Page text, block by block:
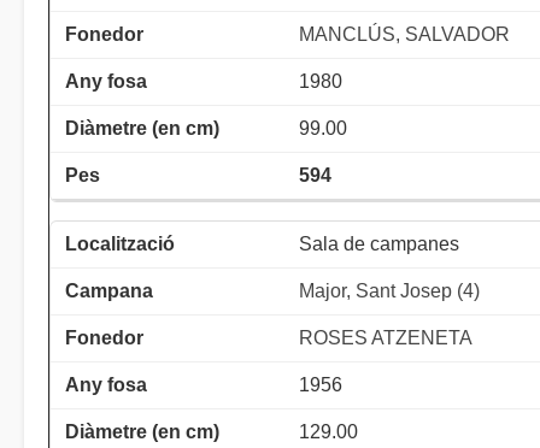
MANCLÚS, SALVADOR
1980
99.00
594
Sala de campanes
Major, Sant Josep (4)
ROSES ATZENETA
1956
129.00